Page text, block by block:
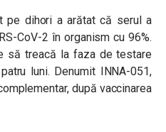
pe dihori a arătat că serul a
CoV-2 în organism cu 96%.
să treacă la faza de testare
luni. Denumit INNA-051,
după vaccinarea